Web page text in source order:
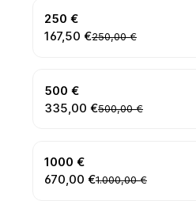
250 €
167,50 €250,00 €
500 €
335,00 €500,00 €
1000 €
670,00 €1.000,00 €